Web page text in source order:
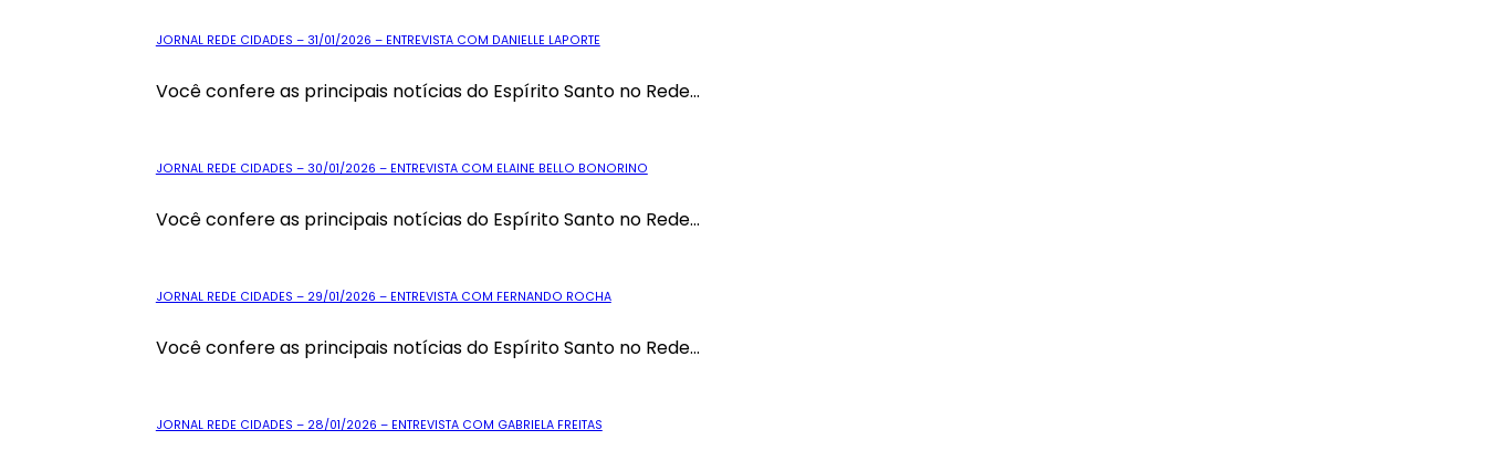
JORNAL REDE CIDADES – 31/01/2026 – ENTREVISTA COM DANIELLE LAPORTE
Você confere as principais notícias do Espírito Santo no Rede...
JORNAL REDE CIDADES – 30/01/2026 – ENTREVISTA COM ELAINE BELLO BONORINO
Você confere as principais notícias do Espírito Santo no Rede...
JORNAL REDE CIDADES – 29/01/2026 – ENTREVISTA COM FERNANDO ROCHA
Você confere as principais notícias do Espírito Santo no Rede...
JORNAL REDE CIDADES – 28/01/2026 – ENTREVISTA COM GABRIELA FREITAS